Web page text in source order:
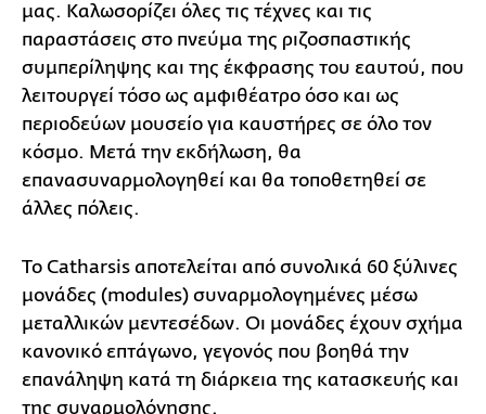
μας. Καλωσορίζει όλες τις τέχνες και τις
παραστάσεις στο πνεύμα της ριζοσπαστικής
συμπερίληψης και της έκφρασης του εαυτού, που
λειτουργεί τόσο ως αμφιθέατρο όσο και ως
περιοδεύων μουσείο για καυστήρες σε όλο τον
κόσμο. Μετά την εκδήλωση, θα
επανασυναρμολογηθεί και θα τοποθετηθεί σε
άλλες πόλεις.
Το Catharsis αποτελείται από συνολικά 60 ξύλινες
μονάδες (modules) συναρμολογημένες μέσω
μεταλλικών μεντεσέδων. Οι μονάδες έχουν σχήμα
κανονικό επτάγωνο, γεγονός που βοηθά την
επανάληψη κατά τη διάρκεια της κατασκευής και
της συναρμολόγησης.